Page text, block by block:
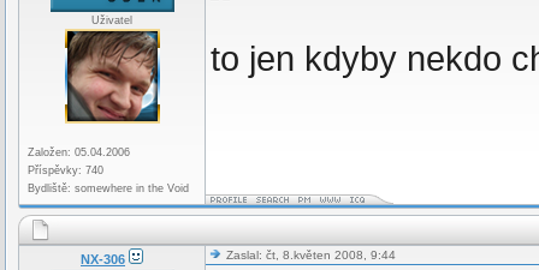
Uživatel
Založen: 05.04.2006
Příspěvky: 740
Bydliště: somewhere in the Void
to jen kdyby nekdo
NX-306 Zaslal: čt, 8.květen 2008, 9:44